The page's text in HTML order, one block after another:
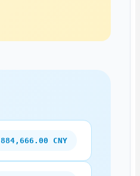
884,666.00 CNY